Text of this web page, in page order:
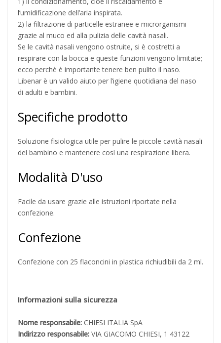
l’umidificazione dell’aria inspirata.
2) la filtrazione di particelle estranee e microrganismi
grazie al muco ed alla pulizia delle cavità nasali.
Se le cavità nasali vengono ostruite, si è costretti a
respirare con la bocca e queste funzioni vengono limitate;
ecco perchè è importante tenere ben pulito il naso.
Libenar è un valido aiuto per l’igiene quotidiana del naso
di adulti e bambini.
Specifiche prodotto
Soluzione fisiologica utile per pulire le piccole cavità nasali
del bambino e mantenere così una respirazione libera.
Modalità D'uso
Facile da usare grazie alle istruzioni riportate nella
confezione.
Confezione
Confezione con 25 flaconcini in plastica richiudibili da 2 ml.
Informazioni sulla sicurezza
Nome responsabile: CHIESI ITALIA SpA
Indirizzo responsabile: VIA GIACOMO CHIESI, 1 43122